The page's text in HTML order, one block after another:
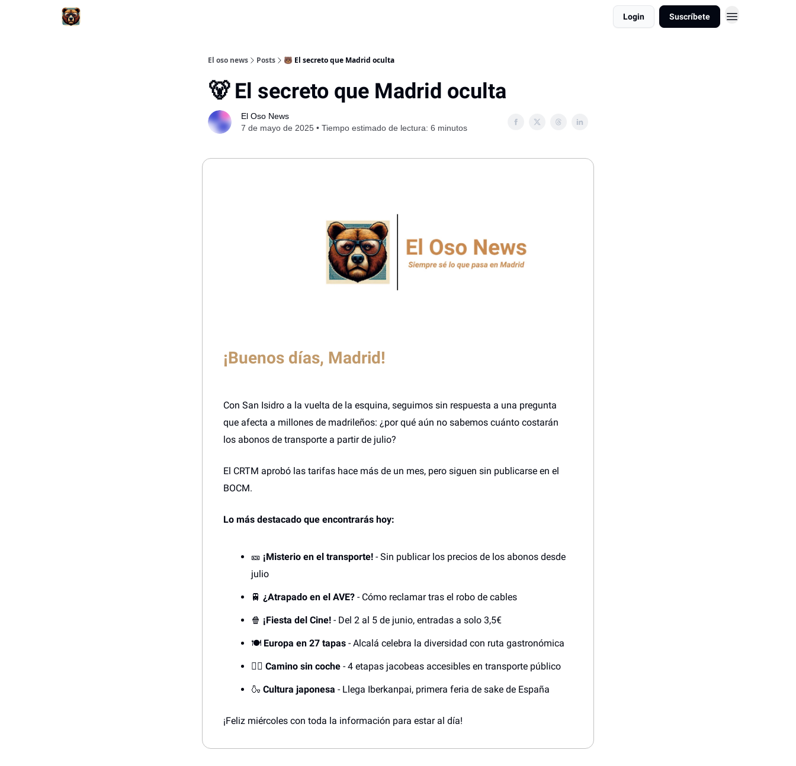
Login Suscríbete
El oso news Posts 🐻 El secreto que Madrid oculta
🐻 El secreto que Madrid oculta
El Oso News
7 de mayo de 2025 • Tiempo estimado de lectura: 6 minutos
¡Buenos días, Madrid!
Con San Isidro a la vuelta de la esquina, seguimos sin respuesta a una pregunta
que afecta a millones de madrileños: ¿por qué aún no sabemos cuánto costarán
los abonos de transporte a partir de julio?
El CRTM aprobó las tarifas hace más de un mes, pero siguen sin publicarse en el
BOCM.
Lo más destacado que encontrarás hoy:
🎫 ¡Misterio en el transporte! - Sin publicar los precios de los abonos desde
julio
🚆 ¿Atrapado en el AVE? - Cómo reclamar tras el robo de cables
🍿 ¡Fiesta del Cine! - Del 2 al 5 de junio, entradas a solo 3,5€
🍽️ Europa en 27 tapas - Alcalá celebra la diversidad con ruta gastronómica
🚶‍♂️ Camino sin coche - 4 etapas jacobeas accesibles en transporte público
🍶 Cultura japonesa - Llega Iberkanpai, primera feria de sake de España
¡Feliz miércoles con toda la información para estar al día!